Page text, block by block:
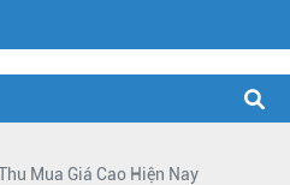
Mua Giá Cao Hiện Nay